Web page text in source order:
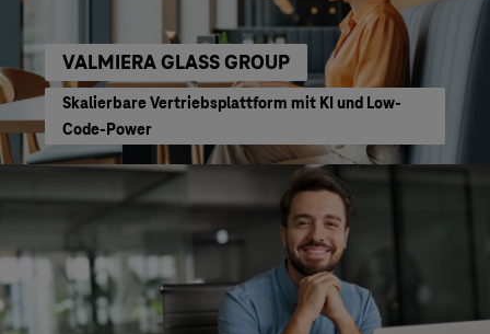
VALMIERA GLASS GROUP
Skalierbare Vertriebsplattform mit KI und Low-
Code-Power